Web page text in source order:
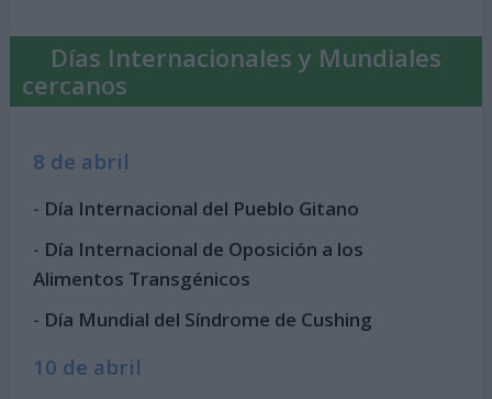
Días Internacionales y Mundiales
cercanos
8 de abril
- Día Internacional del Pueblo Gitano
- Día Internacional de Oposición a los
Alimentos Transgénicos
- Día Mundial del Síndrome de Cushing
10 de abril